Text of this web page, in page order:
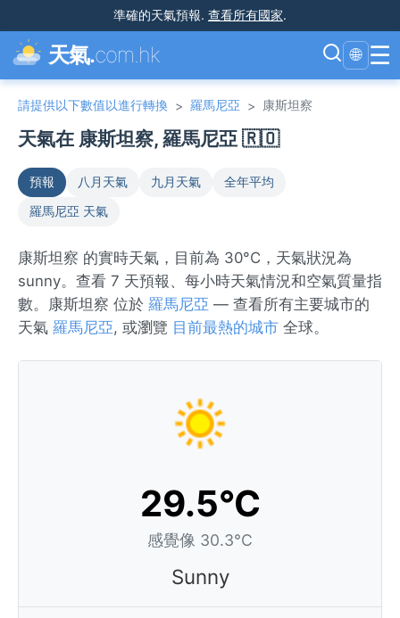
準確的天氣預報. 查看所有國家.
天氣.com.hk 🌐 ☰
請提供以下數值以進行轉換 > 羅馬尼亞 > 康斯坦察
天氣在 康斯坦察, 羅馬尼亞 🇷🇴
預報 八月天氣 九月天氣
全年平均
羅馬尼亞 天氣
康斯坦察 的實時天氣，目前為 30°C，天氣狀況為
sunny。查看 7 天預報、每小時天氣情況和空氣質量指
數。康斯坦察 位於 羅馬尼亞 — 查看所有主要城市的
天氣 羅馬尼亞, 或瀏覽 目前最熱的城市 全球。
29.5°C
感覺像 30.3°C
Sunny